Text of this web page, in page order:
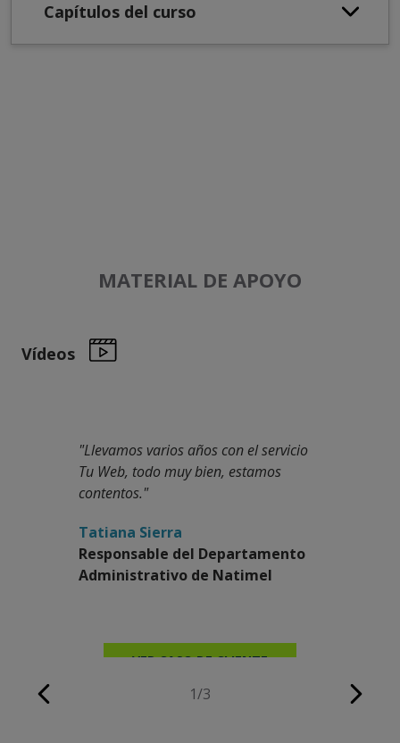
Capítulos del curso
MATERIAL DE APOYO
Vídeos
"Llevamos varios años con el servicio
Tu Web, todo muy bien, estamos
contentos."
Tatiana Sierra
Responsable del Departamento
Administrativo de Natimel
VER CASO DE CLIENTE
1/3